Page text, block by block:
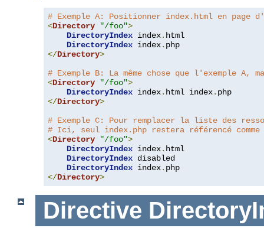
# Exemple A: Positionner index.html en page
<Directory "/foo">
DirectoryIndex index. html
DirectoryIndex index.
</Directory>
# Exemple B: La même chose que l'exemple
<Directory "/foo">
DirectoryIndex index. html index.
</Directory>
# Exemple C: Pour remplacer la liste des
# Ici, seul index.php restera référencé
<Directory "/foo">
DirectoryIndex index. html
DirectoryIndex disabled
DirectoryIndex index.
</Directory>
Directive